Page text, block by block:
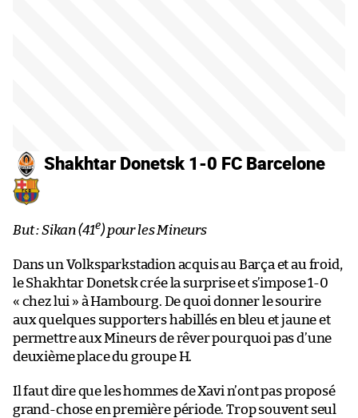
Shakhtar Donetsk 1-0 FC Barcelone
But : Sikan (41e) pour les Mineurs
Dans un Volksparkstadion acquis au Barça et au froid,
le Shakhtar Donetsk crée la surprise et s’impose 1-0
« chez lui » à Hambourg. De quoi donner le sourire
aux quelques supporters habillés en bleu et jaune et
permettre aux Mineurs de rêver pourquoi pas d’une
deuxième place du groupe H.
Il faut dire que les hommes de Xavi n’ont pas proposé
grand-chose en première période. Trop souvent seul